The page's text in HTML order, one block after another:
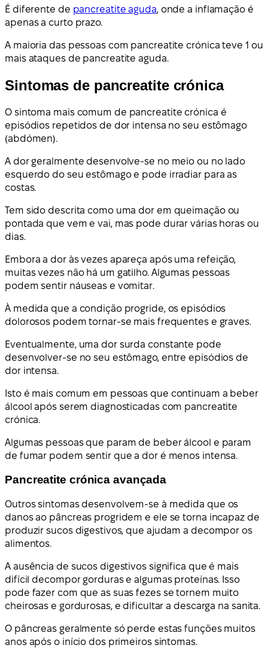
É diferente de pancreatite aguda, onde a inflamação é
apenas a curto prazo.
A maioria das pessoas com pancreatite crónica teve 1 ou
mais ataques de pancreatite aguda.
Sintomas de pancreatite crónica
O sintoma mais comum de pancreatite crónica é
episódios repetidos de dor intensa no seu estômago
(abdómen).
A dor geralmente desenvolve-se no meio ou no lado
esquerdo do seu estômago e pode irradiar para as
costas.
Tem sido descrita como uma dor em queimação ou
pontada que vem e vai, mas pode durar várias horas ou
dias.
Embora a dor às vezes apareça após uma refeição,
muitas vezes não há um gatilho. Algumas pessoas
podem sentir náuseas e vomitar.
À medida que a condição progride, os episódios
dolorosos podem tornar-se mais frequentes e graves.
Eventualmente, uma dor surda constante pode
desenvolver-se no seu estômago, entre episódios de
dor intensa.
Isto é mais comum em pessoas que continuam a beber
álcool após serem diagnosticadas com pancreatite
crónica.
Algumas pessoas que param de beber álcool e param
de fumar podem sentir que a dor é menos intensa.
Pancreatite crónica avançada
Outros sintomas desenvolvem-se à medida que os
danos ao pâncreas progridem e ele se torna incapaz de
produzir sucos digestivos, que ajudam a decompor os
alimentos.
A ausência de sucos digestivos significa que é mais
difícil decompor gorduras e algumas proteínas. Isso
pode fazer com que as suas fezes se tornem muito
cheirosas e gordurosas, e dificultar a descarga na sanita.
O pâncreas geralmente só perde estas funções muitos
anos após o início dos primeiros sintomas.